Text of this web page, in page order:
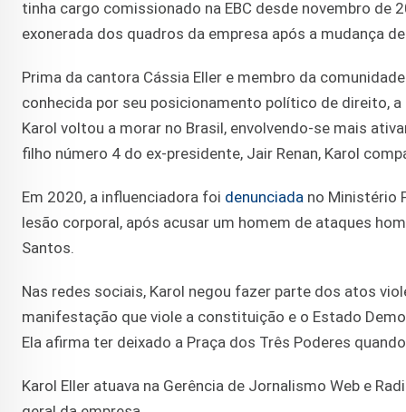
tinha cargo comissionado na EBC desde novembro de
exonerada dos quadros da empresa após a mudança
Prima da cantora Cássia Eller e membro da
conhecida por seu posicionamento político de direito,
Karol voltou a morar no Brasil, envolvendo-se mais
filho número 4 do ex-presidente, Jair Renan, Karol
Em 2020, a influenciadora foi denunciada no Ministério
lesão corporal, após acusar um homem de ataques
Santos.
Nas redes sociais, Karol negou fazer parte dos atos
manifestação que viole a constituição e o Estado
Ela afirma ter deixado a Praça dos Três Poderes
Karol Eller atuava na Gerência de Jornalismo Web e